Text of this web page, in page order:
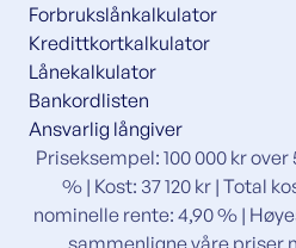
Forbrukslånkalkulator
Kredittkortkalkulator
Lånekalkulator
Bankordlisten
Ansvarlig långiver
Priseksempel: 100 000 kr over
% | Kost: 37 120 kr | Total
nominelle rente: 4,90 % |
sammenligne våre priser